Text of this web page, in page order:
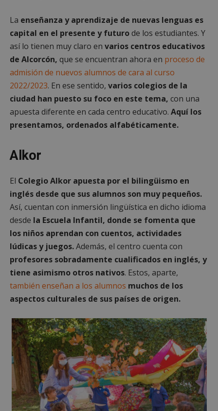
La enseñanza y aprendizaje de nuevas lenguas es
capital en el presente y futurode los estudiantes. Y
así lo tienen muy claro en varios centros educativos
de Alcorcón, que se encuentran ahora en proceso de
admisión de nuevos alumnos de cara al curso
2022/2023. En ese sentido, varios colegios de la
ciudad han puesto su foco en este tema, con una
apuesta diferente en cada centro educativo. Aquí los
presentamos, ordenados alfabéticamente.
Alkor
El Colegio Alkor apuesta por el bilingüismo en
inglés desde que sus alumnos son muy pequeños.
Así, cuentan con inmersión lingüística en dicho idioma
desde la Escuela Infantil, donde se fomenta que
los niños aprendan con cuentos, actividades
lúdicas y juegos.Además, el centro cuenta con
profesores sobradamente cualificados en inglés, y
tiene asimismo otros nativos. Estos, aparte,
también enseñan a los alumnos muchos de los
aspectos culturales de sus países de origen.